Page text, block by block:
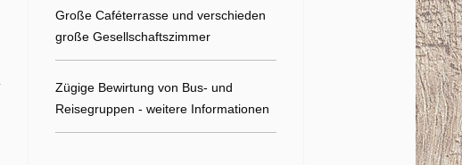
Große Caféterrasse und verschieden
große Gesellschaftszimmer
Zügige Bewirtung von Bus- und
Reisegruppen - weitere Informationen